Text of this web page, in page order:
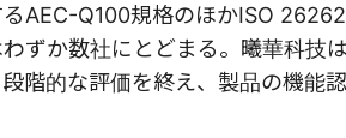
AEC-Q100規格のほかISO
ずか数社にとどまる。曦華科技
階的な評価を終え、製品の機能